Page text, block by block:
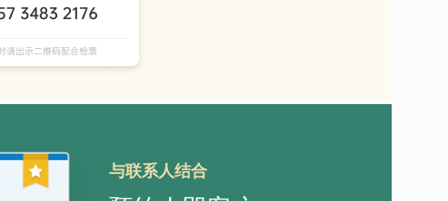
与联系人结合